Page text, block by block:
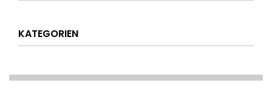
Widerrufsrecht
Versandkostenpauschale
Mein Konto
KATEGORIEN